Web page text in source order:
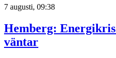
7 augusti, 09:38
Hemberg:
väntar